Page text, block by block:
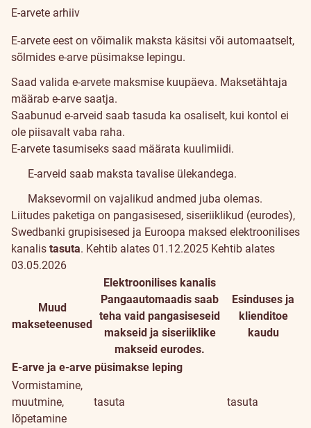
E-arvete arhiiv
Kuidas
maksta
E-arvete eest on võimalik maksta käsitsi või automaatselt,
sõlmides e-arve püsimakse lepingu.
Saad valida e-arvete maksmise kuupäeva. Maksetähtaja
määrab e-arve saatja.
Saabunud e-arveid saab tasuda ka osaliselt, kui kontol ei
ole piisavalt vaba raha.
E-arvete tasumiseks saad määrata kuulimiidi.
E-arveid saab maksta tavalise ülekandega.
Maksevormil on vajalikud andmed juba olemas.
Tingimused
ja
Liitudes paketiga on pangasisesed, siseriiklikud (eurodes),
Swedbanki grupisisesed ja Euroopa maksed elektroonilises
kanalis tasuta. Kehtib alates 01.12.2025 Kehtib alates
03.05.2026
Muud
makseteenused
Elektroonilises kanalis
Pangaautomaadis saab
teha vaid pangasiseseid
makseid ja siseriiklike
makseid eurodes.
Esinduses ja
klienditoe
kaudu
E-arve ja e-arve püsimakse leping
Vormistamine,
muutmine,
lõpetamine
tasuta tasuta